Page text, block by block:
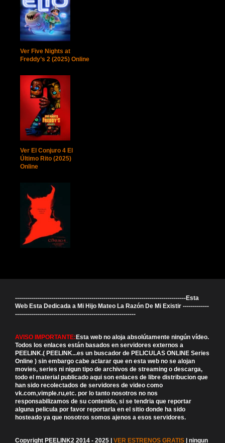
Ver Five Nights at
Freddy’s 2 (2025) Online
Ver El Conjuro 4 El
Último Rito (2025)
Online
-------------------------------------------------------------------------------------Esta
Web Esta Dedicada a Mi Hijo Mateo La Razón De Mi Existir -------------
------------------------------------------------------------
AVISO IMPORTANTE:Esta web no aloja absolútamente ningún vídeo.
Todos los enlaces están basados en servidores externos a
PEELINK.( PEELINK...es un buscador de PELICULAS ONLINE Series
Online ) sin embargo cabe aclarar que en esta web no se alojan
movies, series ni nigun tipo de archivos de streaming o descarga,
todo el material publicado aqui son enlaces de libre distribucion que
han sido recolectados de servidores de video como
vk.com,vimple.ru,etc. por lo tanto nosotros no nos
responsabilizamos de su contenido, si se tendria que reportar
alguna pelicula por favor reportarla en el sitio donde ha sido
hosteado ya que nosotros somos ajenos a esos servidores.
Copyright PEELINK2 2014 - 2025 | VER ESTRENOS GRATIS | ningun